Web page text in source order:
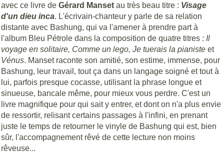
avec ce livre de Gérard Manset au très beau titre : Visage
d'un dieu inca. L'écrivain-chanteur y parle de sa relation
distante avec Bashung, qui va l'amener à prendre part à
l'album Bleu Pétrole dans la composition de quatre titres : Il
voyage en solitaire, Comme un lego, Je tuerais la pianiste et
Vénus. Manset raconte son amitié, son estime, immense, pour
Bashung, leur travail, tout ça dans un langage soigné et tout à
lui, parfois presque cocasse, utilisant la phrase longue et
sinueuse, bancale même, pour mieux vous perdre. C'est un
livre magnifique pour qui sait y entrer, et dont on n'a plus envie
de ressortir, relisant certains passages à l'infini, en prenant
juste le temps de retourner le vinyle de Bashung qui est, bien
sûr, l'accompagnement rêvé de cette lecture non moins
rêveuse...